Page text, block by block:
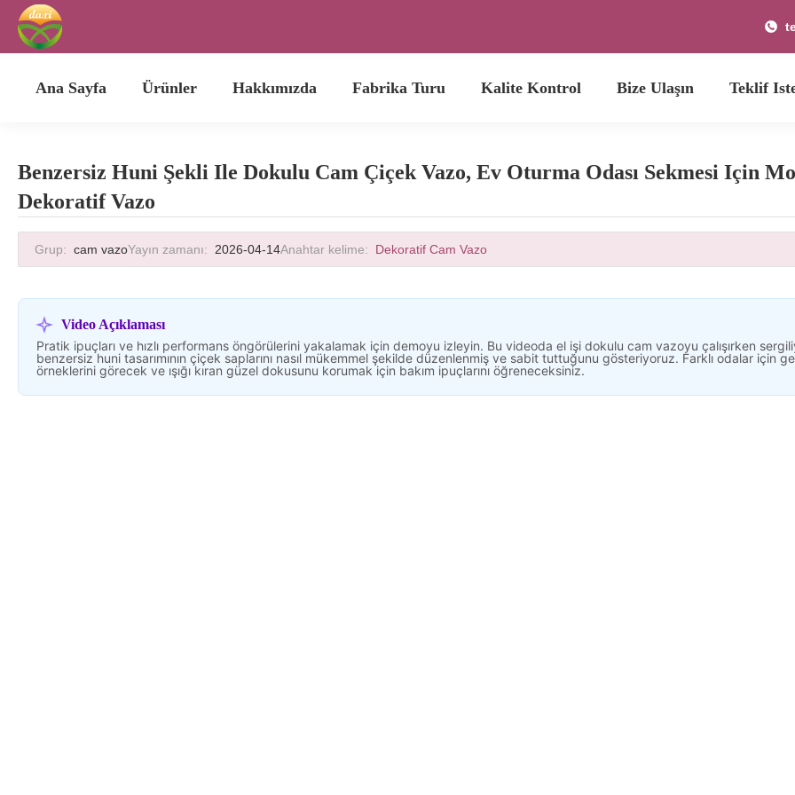
Ana Sayfa Ürünler Hakkımızda Fabrika Turu Kalite Kontrol Bize Ulaşın Teklif
Benzersiz Huni Şekli Ile Dokulu Cam Çiçek Vazo, Ev Oturma Odası Sekmesi Için
Dekoratif Vazo
Grup: cam vazoYayın zamanı: 2026-04-14Anahtar kelime: Dekoratif Cam Vazo
Video Açıklaması
Pratik ipuçları ve hızlı performans öngörülerini yakalamak için demoyu izleyin. Bu videoda el işi dokulu cam vazoyu çalışırken
benzersiz huni tasarımının çiçek saplarını nasıl mükemmel şekilde düzenlenmiş ve sabit tuttuğunu gösteriyoruz. Farklı odalar için
örneklerini görecek ve ışığı kıran güzel dokusunu korumak için bakım ipuçlarını öğreneceksiniz.